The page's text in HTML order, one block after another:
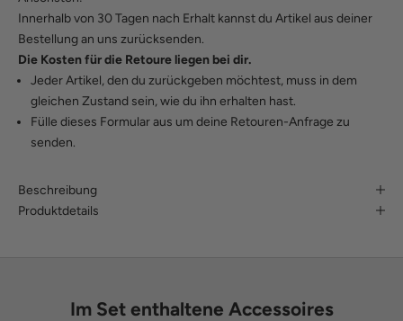
Innerhalb von 30 Tagen nach Erhalt kannst du Artikel aus deiner
Bestellung an uns zurücksenden.
Die Kosten für die Retoure liegen bei dir.
Jeder Artikel, den du zurückgeben möchtest, muss in dem
gleichen Zustand sein, wie du ihn erhalten hast.
Fülle dieses Formularaus um deine Retouren-Anfrage zu
senden.
Beschreibung
Produktdetails
Im Set enthaltene Accessoires